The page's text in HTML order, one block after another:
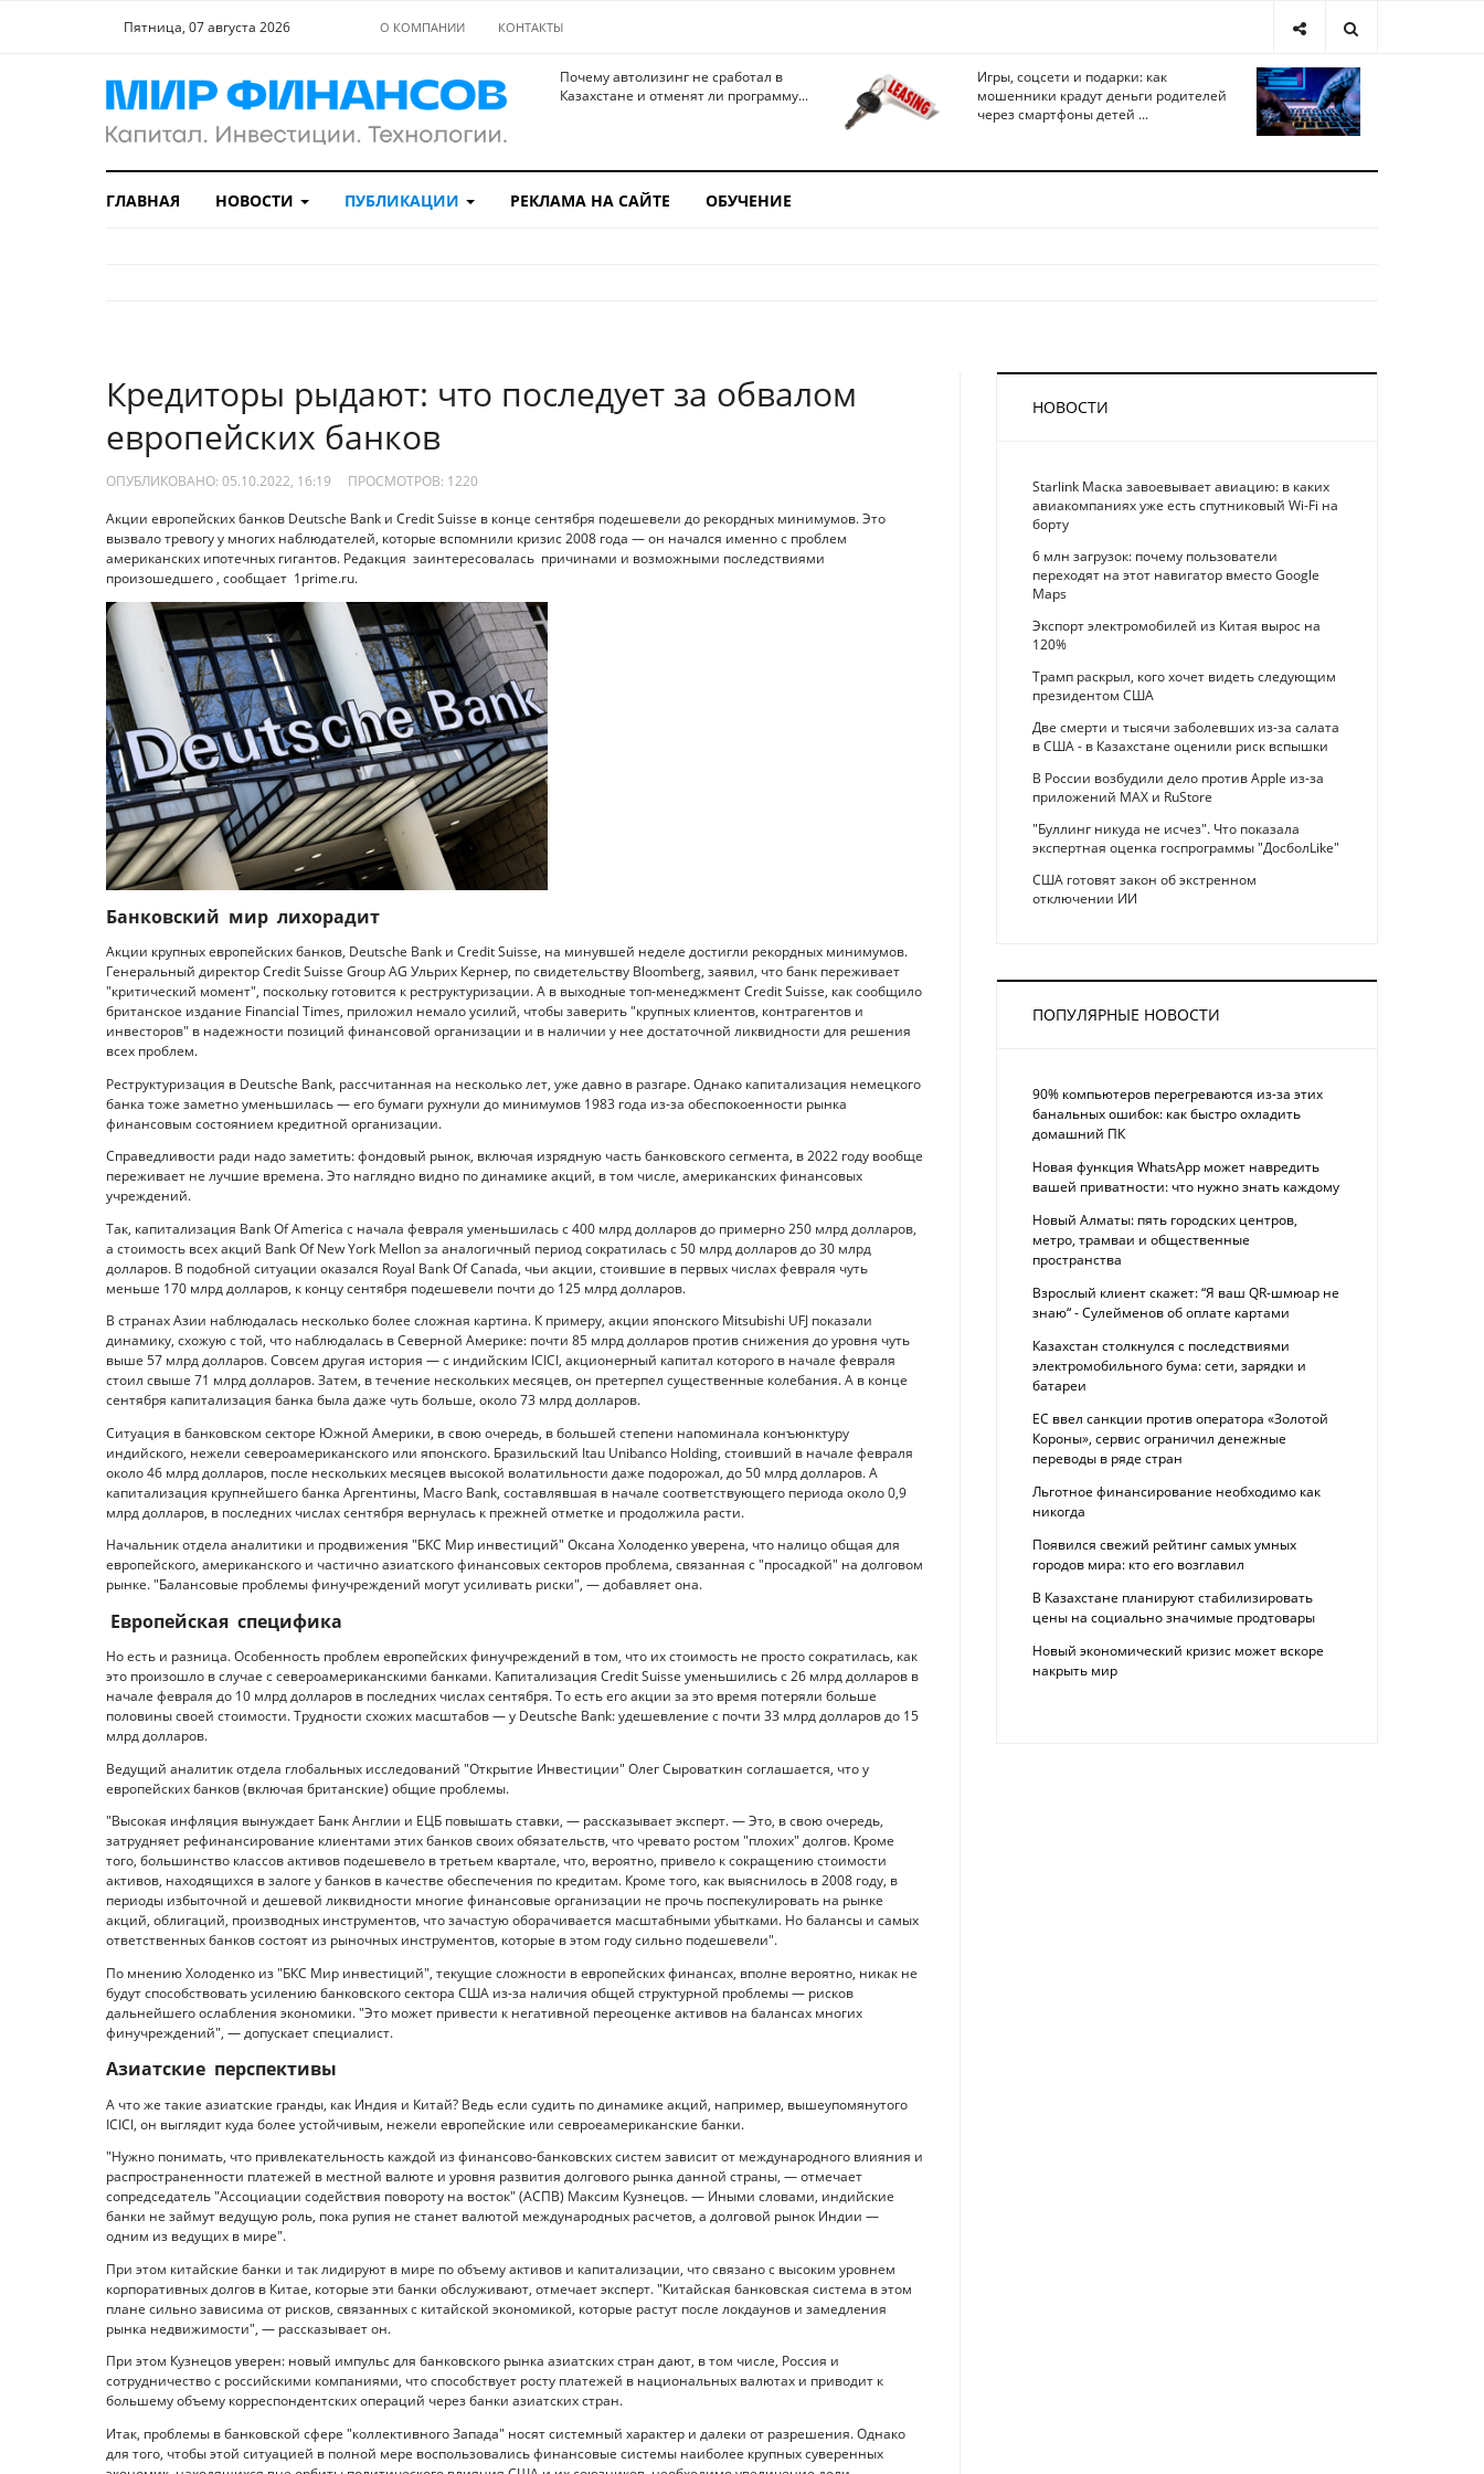
Пятница, 07 августа 2026 О КОМПАНИИ КОНТАКТЫ
Почему автолизинг не сработал в
Казахстане и отменят ли программу...
Игры, соцсети и подарки: как
мошенники крадут деньги родителей
через смартфоны детей ...
ГЛАВНАЯ НОВОСТИ ПУБЛИКАЦИИ РЕКЛАМА НА САЙТЕ ОБУЧЕНИЕ
Кредиторы рыдают: что последует за обвалом
европейских банков
ОПУБЛИКОВАНО: 05.10.2022, 16:19 ПРОСМОТРОВ: 1220
Акции европейских банков Deutsche Bank и Credit Suisse в конце сентября подешевели до рекордных минимумов. Это
вызвало тревогу у многих наблюдателей, которые вспомнили кризис 2008 года — он начался именно с проблем
американских ипотечных гигантов. Редакция заинтересовалась причинами и возможными последствиями
произошедшего , сообщает 1prime.ru.
Банковский мир лихорадит
Акции крупных европейских банков, Deutsche Bank и Credit Suisse, на минувшей неделе достигли рекордных минимумов.
Генеральный директор Credit Suisse Group AG Ульрих Кернер, по свидетельству Bloomberg, заявил, что банк переживает
"критический момент", поскольку готовится к реструктуризации. А в выходные топ-менеджмент Credit Suisse, как сообщило
британское издание Financial Times, приложил немало усилий, чтобы заверить "крупных клиентов, контрагентов и
инвесторов" в надежности позиций финансовой организации и в наличии у нее достаточной ликвидности для решения
всех проблем.
Реструктуризация в Deutsche Bank, рассчитанная на несколько лет, уже давно в разгаре. Однако капитализация немецкого
банка тоже заметно уменьшилась — его бумаги рухнули до минимумов 1983 года из-за обеспокоенности рынка
финансовым состоянием кредитной организации.
Справедливости ради надо заметить: фондовый рынок, включая изрядную часть банковского сегмента, в 2022 году вообще
переживает не лучшие времена. Это наглядно видно по динамике акций, в том числе, американских финансовых
учреждений.
Так, капитализация Bank Of America с начала февраля уменьшилась с 400 млрд долларов до примерно 250 млрд долларов,
а стоимость всех акций Bank Of New York Mellon за аналогичный период сократилась с 50 млрд долларов до 30 млрд
долларов. В подобной ситуации оказался Royal Bank Of Canada, чьи акции, стоившие в первых числах февраля чуть
меньше 170 млрд долларов, к концу сентября подешевели почти до 125 млрд долларов.
В странах Азии наблюдалась несколько более сложная картина. К примеру, акции японского Mitsubishi UFJ показали
динамику, схожую с той, что наблюдалась в Северной Америке: почти 85 млрд долларов против снижения до уровня чуть
выше 57 млрд долларов. Совсем другая история — с индийским ICICI, акционерный капитал которого в начале февраля
стоил свыше 71 млрд долларов. Затем, в течение нескольких месяцев, он претерпел существенные колебания. А в конце
сентября капитализация банка была даже чуть больше, около 73 млрд долларов.
Ситуация в банковском секторе Южной Америки, в свою очередь, в большей степени напоминала конъюнктуру
индийского, нежели североамериканского или японского. Бразильский Itau Unibanco Holding, стоивший в начале февраля
около 46 млрд долларов, после нескольких месяцев высокой волатильности даже подорожал, до 50 млрд долларов. А
капитализация крупнейшего банка Аргентины, Macro Bank, составлявшая в начале соответствующего периода около 0,9
млрд долларов, в последних числах сентября вернулась к прежней отметке и продолжила расти.
Начальник отдела аналитики и продвижения "БКС Мир инвестиций" Оксана Холоденко уверена, что налицо общая для
европейского, американского и частично азиатского финансовых секторов проблема, связанная с "просадкой" на долговом
рынке. "Балансовые проблемы финучреждений могут усиливать риски", — добавляет она.
Европейская специфика
Но есть и разница. Особенность проблем европейских финучреждений в том, что их стоимость не просто сократилась, как
это произошло в случае с североамериканскими банками. Капитализация Credit Suisse уменьшились с 26 млрд долларов в
начале февраля до 10 млрд долларов в последних числах сентября. То есть его акции за это время потеряли больше
половины своей стоимости. Трудности схожих масштабов — у Deutsche Bank: удешевление с почти 33 млрд долларов до 15
млрд долларов.
Ведущий аналитик отдела глобальных исследований "Открытие Инвестиции" Олег Сыроваткин соглашается, что у
европейских банков (включая британские) общие проблемы.
"Высокая инфляция вынуждает Банк Англии и ЕЦБ повышать ставки, — рассказывает эксперт. — Это, в свою очередь,
затрудняет рефинансирование клиентами этих банков своих обязательств, что чревато ростом "плохих" долгов. Кроме
того, большинство классов активов подешевело в третьем квартале, что, вероятно, привело к сокращению стоимости
активов, находящихся в залоге у банков в качестве обеспечения по кредитам. Кроме того, как выяснилось в 2008 году, в
периоды избыточной и дешевой ликвидности многие финансовые организации не прочь поспекулировать на рынке
акций, облигаций, производных инструментов, что зачастую оборачивается масштабными убытками. Но балансы и самых
ответственных банков состоят из рыночных инструментов, которые в этом году сильно подешевели".
По мнению Холоденко из "БКС Мир инвестиций", текущие сложности в европейских финансах, вполне вероятно, никак не
будут способствовать усилению банковского сектора США из-за наличия общей структурной проблемы — рисков
дальнейшего ослабления экономики. "Это может привести к негативной переоценке активов на балансах многих
финучреждений", — допускает специалист.
Азиатские перспективы
А что же такие азиатские гранды, как Индия и Китай? Ведь если судить по динамике акций, например, вышеупомянутого
ICICI, он выглядит куда более устойчивым, нежели европейские или севроеамериканские банки.
"Нужно понимать, что привлекательность каждой из финансово-банковских систем зависит от международного влияния и
распространенности платежей в местной валюте и уровня развития долгового рынка данной страны, — отмечает
сопредседатель "Ассоциации содействия повороту на восток" (АСПВ) Максим Кузнецов. — Иными словами, индийские
банки не займут ведущую роль, пока рупия не станет валютой международных расчетов, а долговой рынок Индии —
одним из ведущих в мире".
При этом китайские банки и так лидируют в мире по объему активов и капитализации, что связано с высоким уровнем
корпоративных долгов в Китае, которые эти банки обслуживают, отмечает эксперт. "Китайская банковская система в этом
плане сильно зависима от рисков, связанных с китайской экономикой, которые растут после локдаунов и замедления
рынка недвижимости", — рассказывает он.
При этом Кузнецов уверен: новый импульс для банковского рынка азиатских стран дают, в том числе, Россия и
сотрудничество с российскими компаниями, что способствует росту платежей в национальных валютах и приводит к
большему объему корреспондентских операций через банки азиатских стран.
Итак, проблемы в банковской сфере "коллективного Запада" носят системный характер и далеки от разрешения. Однако
для того, чтобы этой ситуацией в полной мере воспользовались финансовые системы наиболее крупных суверенных
НОВОСТИ
Starlink Маска завоевывает авиацию: в каких
авиакомпаниях уже есть спутниковый Wi-Fi на
борту
6 млн загрузок: почему пользователи
переходят на этот навигатор вместо Google
Maps
Экспорт электромобилей из Китая вырос на
120%
Трамп раскрыл, кого хочет видеть следующим
президентом США
Две смерти и тысячи заболевших из-за салата
в США - в Казахстане оценили риск вспышки
В России возбудили дело против Apple из-за
приложений MAX и RuStore
"Буллинг никуда не исчез". Что показала
экспертная оценка госпрограммы "ДосболLike"
США готовят закон об экстренном
отключении ИИ
ПОПУЛЯРНЫЕ НОВОСТИ
90% компьютеров перегреваются из-за этих
банальных ошибок: как быстро охладить
домашний ПК
Новая функция WhatsApp может навредить
вашей приватности: что нужно знать каждому
Новый Алматы: пять городских центров,
метро, трамваи и общественные
пространства
Взрослый клиент скажет: “Я ваш QR-шмюар не
знаю“ - Сулейменов об оплате картами
Казахстан столкнулся с последствиями
электромобильного бума: сети, зарядки и
батареи
ЕС ввел санкции против оператора «Золотой
Короны», сервис ограничил денежные
переводы в ряде стран
Льготное финансирование необходимо как
никогда
Появился свежий рейтинг самых умных
городов мира: кто его возглавил
В Казахстане планируют стабилизировать
цены на социально значимые продтовары
Новый экономический кризис может вскоре
накрыть мир